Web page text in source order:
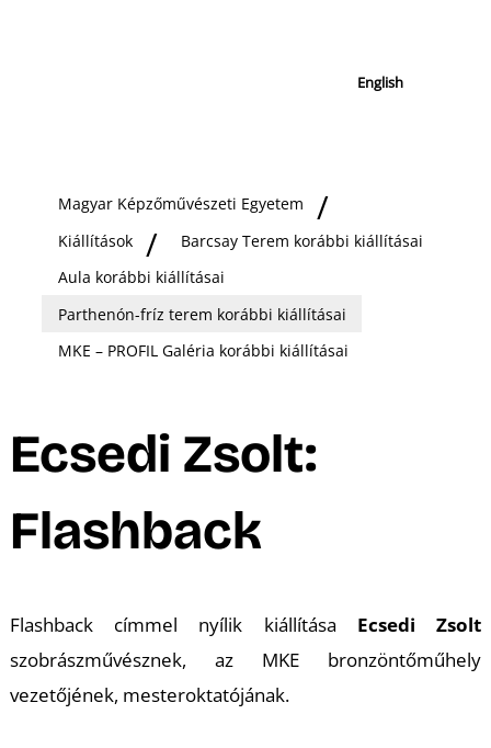
English
Magyar Képzőművészeti Egyetem
Kiállítások
Barcsay Terem korábbi kiállításai
Aula korábbi kiállításai
Parthenón-fríz terem korábbi kiállításai
MKE – PROFIL Galéria korábbi kiállításai
Ecsedi Zsolt:
Flashback
Flashbackcímmel nyílik kiállítása Ecsedi Zsolt
szobrászművésznek,
az MKE bronzöntőműhely
vezetőjének, mesteroktatójának.